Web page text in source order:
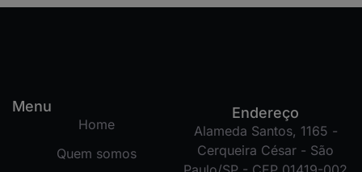
Menu
Home
Quem somos
Endereço
Alameda Santos, 1165 -
Cerqueira César - São